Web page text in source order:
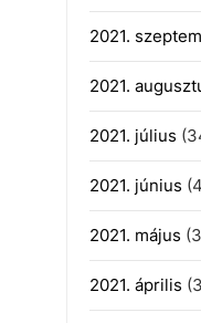
2021.
2021.
2021. július
2021. június
2021. május
2021. április